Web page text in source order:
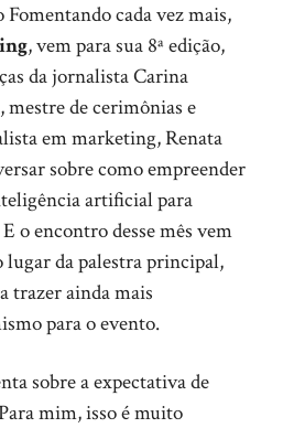
cada vez mais,
, vem para sua 8ª edição,
da jornalista Carina
mestre de cerimônias e
em marketing, Renata
sobre como empreender
artificial para
o encontro desse mês vem
lugar da palestra principal,
trazer ainda mais
para o evento.
sobre a expectativa de
mim, isso é muito